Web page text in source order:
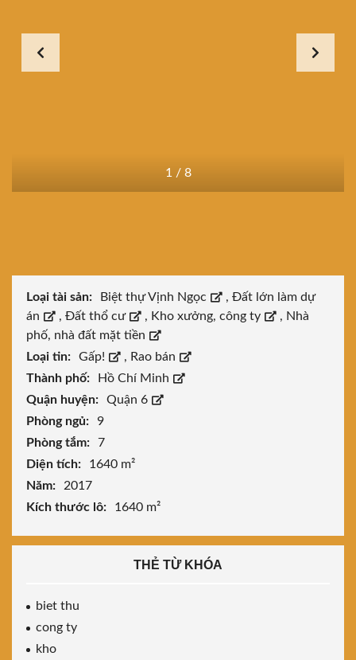
1 / 8
Loại tài sản: Biệt thự Vịnh Ngọc , Đất lớn làm dự
án
, Đất thổ cư , Kho xưởng, công ty , Nhà
phố, nhà đất mặt tiền
Loại tin:
Gấp! , Rao bán
Thành phố:
Hồ Chí Minh
Quận huyện:
Quận 6
Phòng ngủ:
9
Phòng tắm:
7
Diện tích:
1640 m²
Năm:
2017
Kích thước lô:
1640 m²
THẺ TỪ KHÓA
biet thu
cong ty
kho